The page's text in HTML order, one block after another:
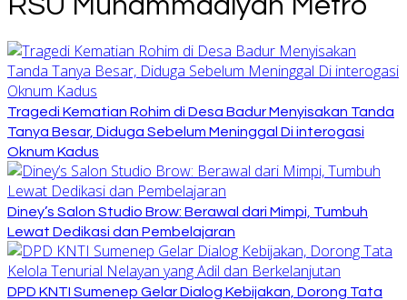
RSU Muhammadiyah Metro
Tragedi Kematian Rohim di Desa Badur Menyisakan Tanda
Tanya Besar, Diduga Sebelum Meninggal Di interogasi
Oknum Kadus
Diney’s Salon Studio Brow: Berawal dari Mimpi, Tumbuh
Lewat Dedikasi dan Pembelajaran
DPD KNTI Sumenep Gelar Dialog Kebijakan, Dorong Tata